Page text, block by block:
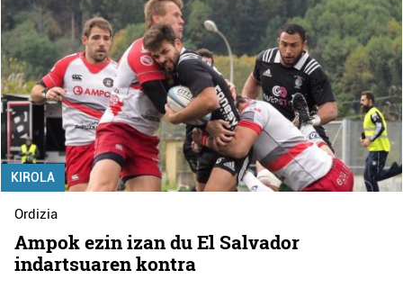
KIROLA
Ordizia
Ampok ezin izan du El Salvador
indartsuaren kontra